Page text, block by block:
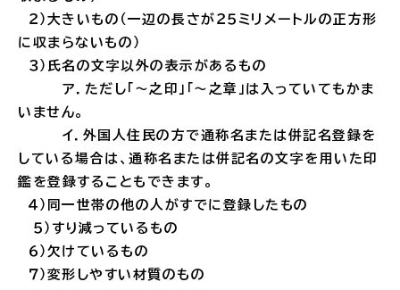
入園・入学
就職・転職・退職
高齢者・介護
２）大きいもの（一辺の長さが２５ミリメートルの正方形
に収まらないもの）
３）氏名の文字以外の表示があるもの
ア．ただし「～之印」「～之章」は入っていてもかま
いません。
イ．外国人住民の方で通称名または併記名登録を
している場合は、通称名または併記名の文字を用いた 印
鑑を登録することもできます。
４）同一世帯の他の人がすでに登録したもの
５）すり減っているもの
６）欠けているもの
７）変形しやすい材質のもの